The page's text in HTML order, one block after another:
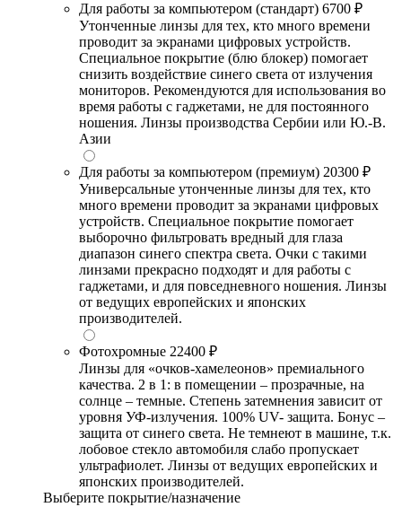
Для работы за компьютером (стандарт) 6700 ₽
Утонченные линзы для тех, кто много времени
проводит за экранами цифровых устройств.
Специальное покрытие (блю блокер) помогает
снизить воздействие синего света от излучения
мониторов. Рекомендуются для использования во
время работы с гаджетами, не для постоянного
ношения. Линзы производства Сербии или Ю.-В.
Азии
Для работы за компьютером (премиум) 20300 ₽
Универсальные утонченные линзы для тех, кто
много времени проводит за экранами цифровых
устройств. Специальное покрытие помогает
выборочно фильтровать вредный для глаза
диапазон синего спектра света. Очки с такими
линзами прекрасно подходят и для работы с
гаджетами, и для повседневного ношения. Линзы
от ведущих европейских и японских
производителей.
Фотохромные 22400 ₽
Линзы для «очков-хамелеонов» премиального
качества. 2 в 1: в помещении – прозрачные, на
солнце – темные. Степень затемнения зависит от
уровня УФ-излучения. 100% UV- защита. Бонус –
защита от синего света. Не темнеют в машине, т.к.
лобовое стекло автомобиля слабо пропускает
ультрафиолет. Линзы от ведущих европейских и
японских производителей.
Выберите покрытие/назначение